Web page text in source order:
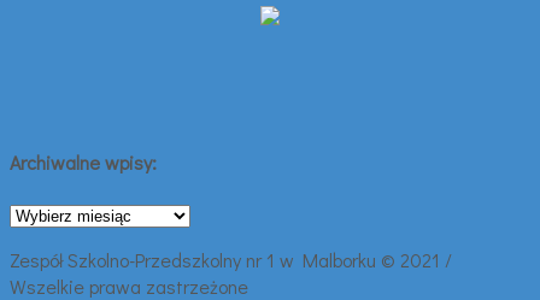
Archiwalne wpisy:
Archiwalne
Zespół Szkolno-Przedszkolny nr 1 w Malborku © 2021 /
Wszelkie prawa zastrzeżone